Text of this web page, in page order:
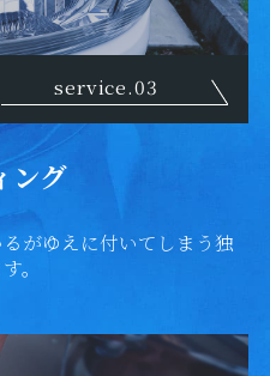
service.03
ング
がゆえに付いてしまう独
。